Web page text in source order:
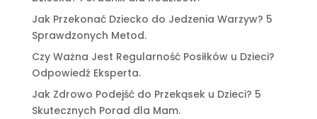
Jak Przekonać Dziecko do Jedzenia Warzyw? 5
Sprawdzonych Metod.
Czy Ważna Jest Regularność Posiłków u Dzieci?
Odpowiedź Eksperta.
Jak Zdrowo Podejść do Przekąsek u Dzieci? 5
Skutecznych Porad dla Mam.